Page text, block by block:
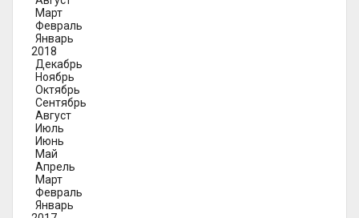
Март
Февраль
Январь
2018
Декабрь
Ноябрь
Октябрь
Сентябрь
Август
Июль
Июнь
Май
Апрель
Март
Февраль
Январь